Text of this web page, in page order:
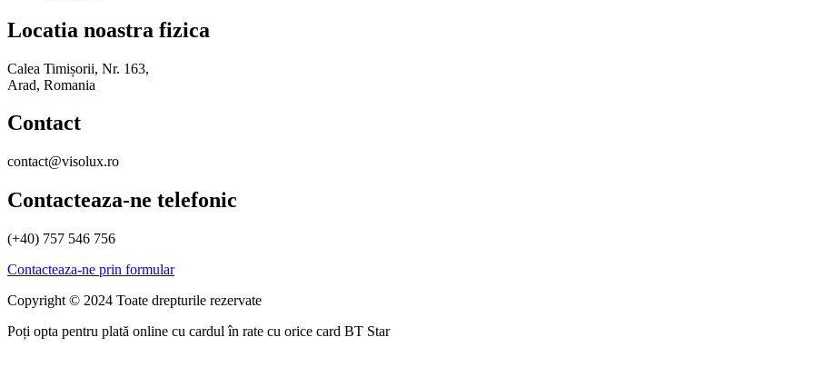
Locatia noastra fizica
Calea Timișorii, Nr. 163,
Arad, Romania
Contact
contact@visolux.ro
Contacteaza-ne telefonic
(+40) 757 546 756
Contacteaza-ne prin formular
Copyright © 2024 Toate drepturile rezervate
Poți opta pentru plată online cu cardul în rate cu orice card BT Star